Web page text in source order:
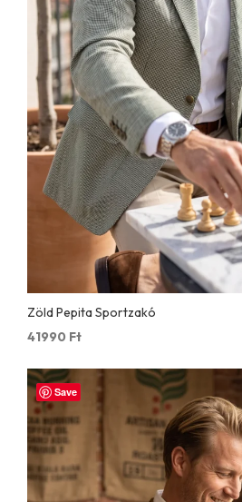
Zöld Pepita Sportzakó
41990 Ft
Save